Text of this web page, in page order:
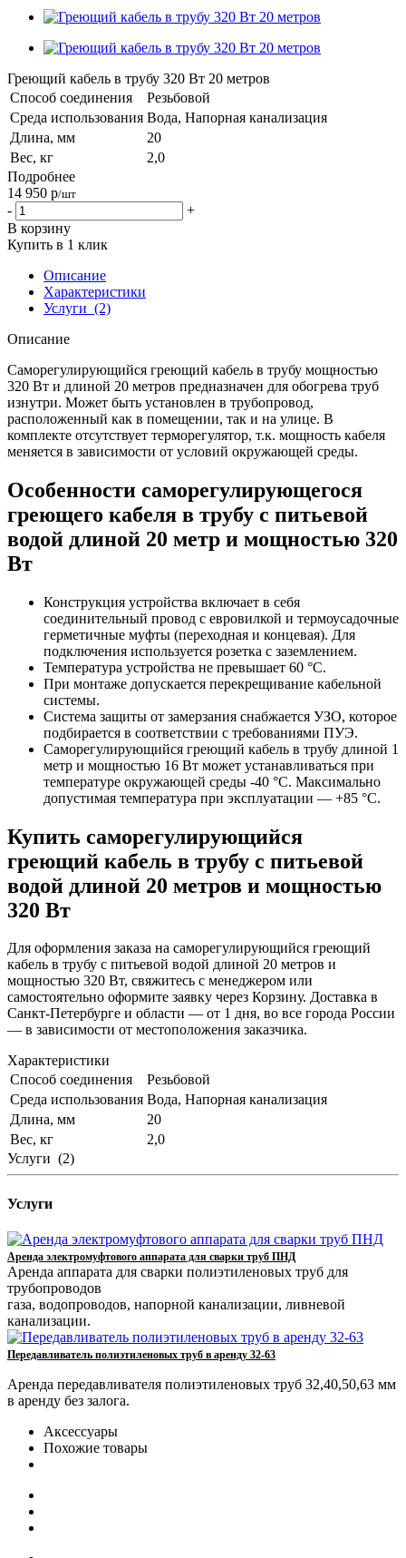
Греющий кабель в трубу 320 Вт 20 метров
Способ соединения
Резьбовой
Среда использования Вода, Напорная канализация
Длина, мм
20
Вес, кг
2,0
Подробнее
14 950 р/шт
-
+
В корзину
Купить в 1 клик
Описание
Характеристики
Услуги (2)
Описание
Саморегулирующийся греющий кабель в трубу мощностью
320 Вт и длиной 20 метров предназначен для обогрева труб
изнутри. Может быть установлен в трубопровод,
расположенный как в помещении, так и на улице. В
комплекте отсутствует терморегулятор, т.к. мощность кабеля
меняется в зависимости от условий окружающей среды.
Особенности саморегулирующегося
греющего кабеля в трубу с питьевой
водой длиной 20 метр и мощностью 320
Вт
Конструкция устройства включает в себя
соединительный провод с евровилкой и термоусадочные
герметичные муфты (переходная и концевая). Для
подключения используется розетка с заземлением.
Температура устройства не превышает 60 °С.
При монтаже допускается перекрещивание кабельной
системы.
Система защиты от замерзания снабжается УЗО, которое
подбирается в соответствии с требованиями ПУЭ.
Саморегулирующийся греющий кабель в трубу длиной 1
метр и мощностью 16 Вт может устанавливаться при
температуре окружающей среды -40 °С. Максимально
допустимая температура при эксплуатации — +85 °С.
Купить саморегулирующийся
греющий кабель в трубу с питьевой
водой длиной 20 метров и мощностью
320 Вт
Для оформления заказа на саморегулирующийся греющий
кабель в трубу с питьевой водой длиной 20 метров и
мощностью 320 Вт, свяжитесь с менеджером или
самостоятельно оформите заявку через Корзину. Доставка в
Санкт-Петербурге и области — от 1 дня, во все города России
— в зависимости от местоположения заказчика.
Характеристики
Способ соединения
Резьбовой
Среда использования Вода, Напорная канализация
Длина, мм
20
Вес, кг
2,0
Услуги (2)
Услуги
Аренда электромуфтового аппарата для сварки труб ПНД
Аренда аппарата для сварки полиэтиленовых труб для
трубопроводов
газа, водопроводов, напорной канализации, ливневой
канализации.
Передавливатель полиэтиленовых труб в аренду 32-63
Аренда передавливателя полиэтиленовых труб 32,40,50,63 мм
в аренду без залога.
Аксессуары
Похожие товары